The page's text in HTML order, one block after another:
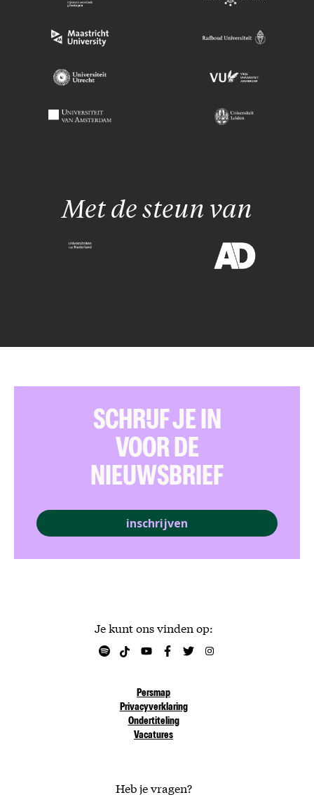
Met de steun van
Je kunt ons vinden op:
Persmap
Privacyverklaring
Ondertiteling
Vacatures
Heb je vragen?
SCHRIJF JE IN
VOOR DE
NIEUWSBRIEF
inschrijven